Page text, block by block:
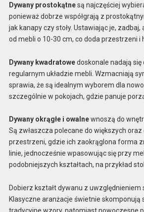
Dywany prostokątnesą najczęściej
ponieważ dobrze współgrają z
jak kanapy czy stoły. Ustawiając je, zadbaj,
od mebli o 10-30 cm, co doda przestrzeni i
Dywany kwadratowedoskonale nadają się
regularnym układzie mebli. Wzmacniają
sprawia, że są idealnym wyborem dla
szczególnie w pokojach, gdzie panuje
Dywany okrągłe i owalnewnoszą do
Są zwłaszcza polecane do większych
przestrzeni, gdzie ich zaokrąglona forma
linie, jednocześnie wpasowując się przy
podobniejszych kształtach, na przykład
Dobierz kształt dywanu z uwzględnieniem
Klasyczne aranżacje świetnie skomponują